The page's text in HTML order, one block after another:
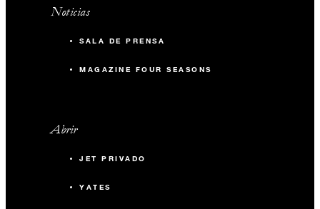
Noticias
SALA DE PRENSA
MAGAZINE FOUR SEASONS
Abrir
JET PRIVADO
YATES